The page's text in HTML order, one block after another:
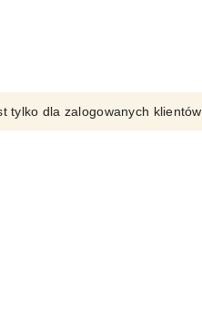
tylko dla zalogowanych klientów.